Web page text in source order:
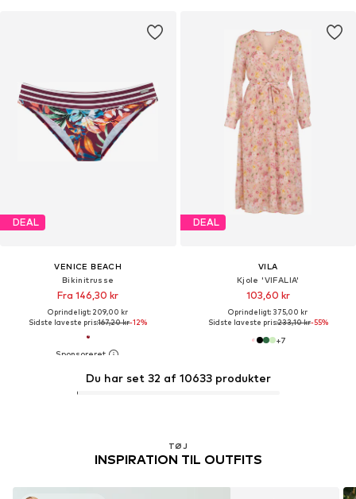
DEAL
VENICE BEACH
Bikinitrusse
Fra 146,30 kr
Oprindeligt: 209,00 kr
Sidste laveste pris:167,20 kr-12%
DEAL
VILA
Kjole 'VIFALIA'
103,60 kr
Oprindeligt: 375,00 kr
Sidste laveste pris:233,10 kr-55%
+7
Du har set 32 af 10633 produkter
TØJ
INSPIRATION TIL OUTFITS